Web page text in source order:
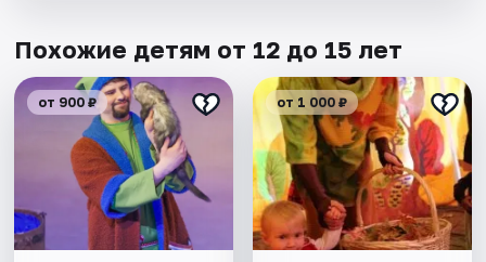
Похожие детям от 12 до 15 лет
от 900 ₽ от 1 000 ₽